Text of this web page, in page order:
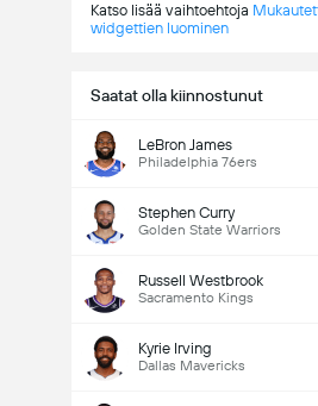
Katso lisää vaihtoehtoja
widgettien luominen
Saatat olla kiinnostunut
LeBron James
Philadelphia 76ers
Stephen Curry
Golden State Warriors
Russell Westbrook
Sacramento Kings
Kyrie Irving
Dallas Mavericks